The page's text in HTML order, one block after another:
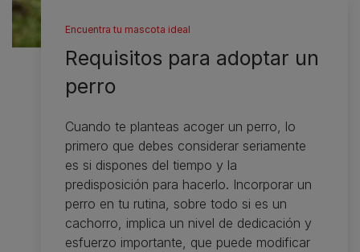
Encuentra tu mascota ideal
Requisitos para adoptar un
perro
Cuando te planteas acoger un perro, lo
primero que debes considerar seriamente
es si dispones del tiempo y la
predisposición para hacerlo. Incorporar un
perro en tu rutina, sobre todo si es un
cachorro, implica un nivel de dedicación y
esfuerzo importante, que puede modificar